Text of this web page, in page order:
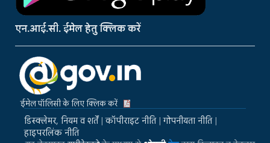
एन.आई.सी. ईमेल हेतु क्लिक करें
ईमेल पॉलिसी के लिए क्लिक करें
डिस्क्लेमर, नियम व शर्तें|कॉपीराइट नीति|गोपनीयता नीति|
हाइपरलिंक नीति